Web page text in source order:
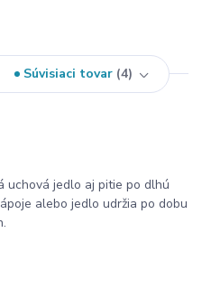
Súvisiaci tovar 4
uchová jedlo aj pitie po dlhú
alebo jedlo udržia po dobu